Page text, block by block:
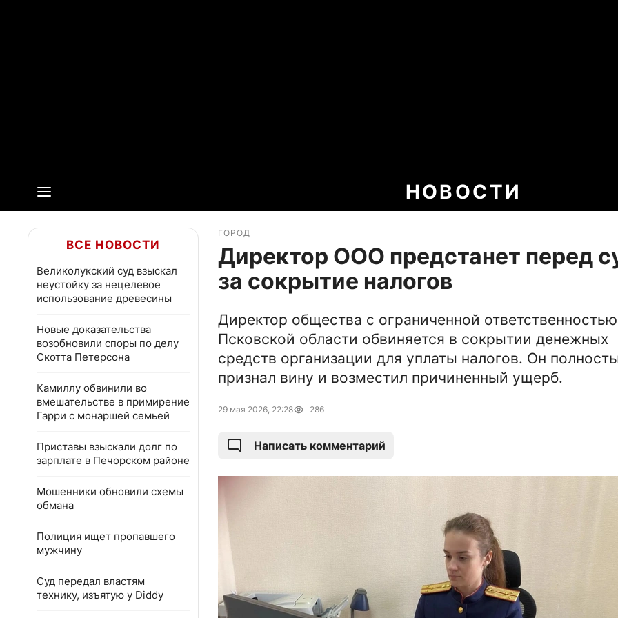
НОВОСТИ
ВСЕ НОВОСТИ
Великолукский суд взыскал
неустойку за нецелевое
использование древесины
Новые доказательства
возобновили споры по делу
Скотта Петерсона
Камиллу обвинили во
вмешательстве в примирение
Гарри с монаршей семьей
Приставы взыскали долг по
зарплате в Печорском районе
Мошенники обновили схемы
обмана
Полиция ищет пропавшего
мужчину
Суд передал властям
технику, изъятую у Diddy
ГОРОД
Директор ООО предстанет перед
за сокрытие налогов
Директор общества с ограниченной
Псковской области обвиняется в сокрытии денежных
средств организации для уплаты налогов. Он
признал вину и возместил причиненный ущерб.
29 мая 2026, 22:28 286
Написать комментарий